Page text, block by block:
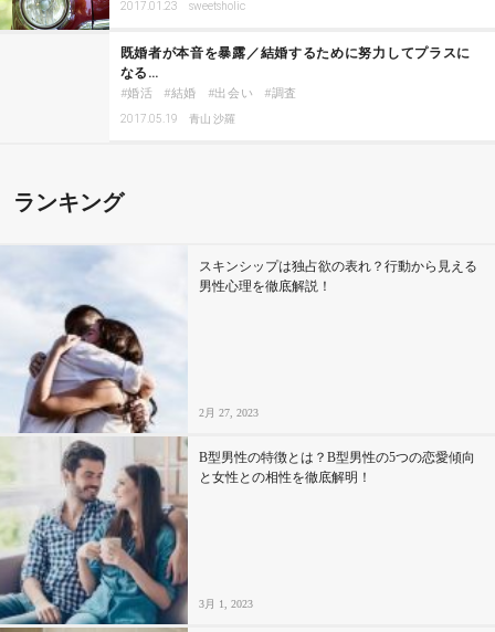
2017.01.23 sweetsholic
既婚者が本音を暴露／結婚するために努力してプラスに
なる…
婚活 結婚 出会い 調査
2017.05.19 青山 沙羅
ランキング
スキンシップは独占欲の表れ？行動から見える
男性心理を徹底解説！
2月 27, 2023
B型男性の特徴とは？B型男性の5つの恋愛傾向
と女性との相性を徹底解明！
3月 1, 2023